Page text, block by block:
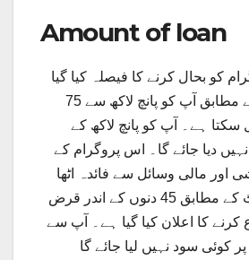
Amount of loan
کو بحال کرنے کا فیصلہ کیا گیا
ہے۔ نئی اپ ڈیٹ کے مطابق آپ کو پانچ لاکھ سے 75
ہے۔ آپ کو پانچ لاکھ کے
دیا جائے گا۔ اس پروگرام کے
اور مالی وسائل سے فائدہ اٹھا
سکتے ہیں۔ اپ ڈیٹ کے مطابق 45 دنوں کے اندر قرض
کرنے کا اعلان کیا گیا ہے۔ آپ سے